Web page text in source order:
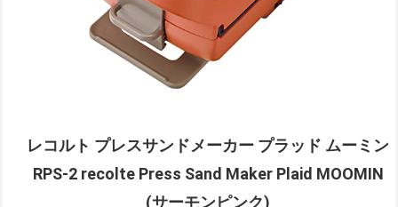
レコルト プレスサンドメーカー プラッド ムーミン
RPS-2 recolte Press Sand Maker Plaid MOOMIN
(サーモンピンク)